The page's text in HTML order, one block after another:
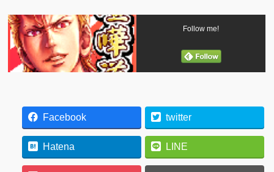
Follow me!
Facebook twitter
Hatena LINE